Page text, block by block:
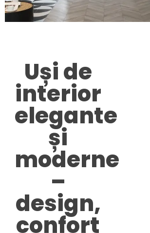
Uși de
interior
elegante
și
moderne
–
design,
confort